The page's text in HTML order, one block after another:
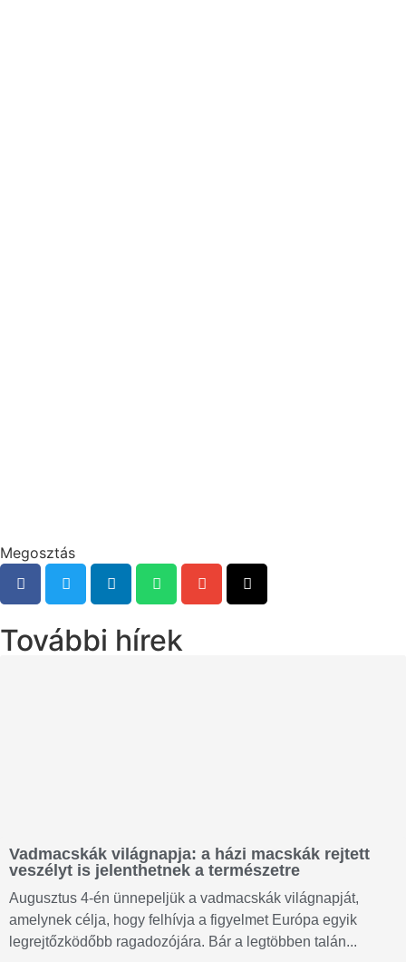
Megosztás
További hírek
Vadmacskák világnapja: a házi macskák rejtett
veszélyt is jelenthetnek a természetre
Augusztus 4-én ünnepeljük a vadmacskák világnapját,
amelynek célja, hogy felhívja a figyelmet Európa egyik
legrejtőzködőbb ragadozójára. Bár a legtöbben talán...